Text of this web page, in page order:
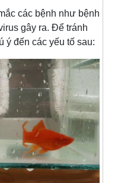
các bệnh như bệnh
gây ra. Để tránh
ý đến các yếu tố sau: